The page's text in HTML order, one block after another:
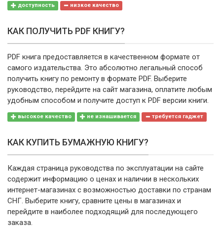
доступность низкое качество
КАК ПОЛУЧИТЬ PDF КНИГУ?
PDF книга предоставляется в качественном формате от
самого издательства. Это абсолютно легальный способ
получить книгу по ремонту в формате PDF. Выберите
руководство, перейдите на сайт магазина, оплатите любым
удобным способом и получите доступ к PDF версии книги.
высокое качество не изнашивается требуется гаджет
КАК КУПИТЬ БУМАЖНУЮ КНИГУ?
Каждая страница руководства по эксплуатации на сайте
содержит информацию о ценах и наличии в нескольких
интернет-магазинах с возможностью доставки по странам
СНГ. Выберите книгу, сравните цены в магазинах и
перейдите в наиболее подходящий для последующего
заказа.